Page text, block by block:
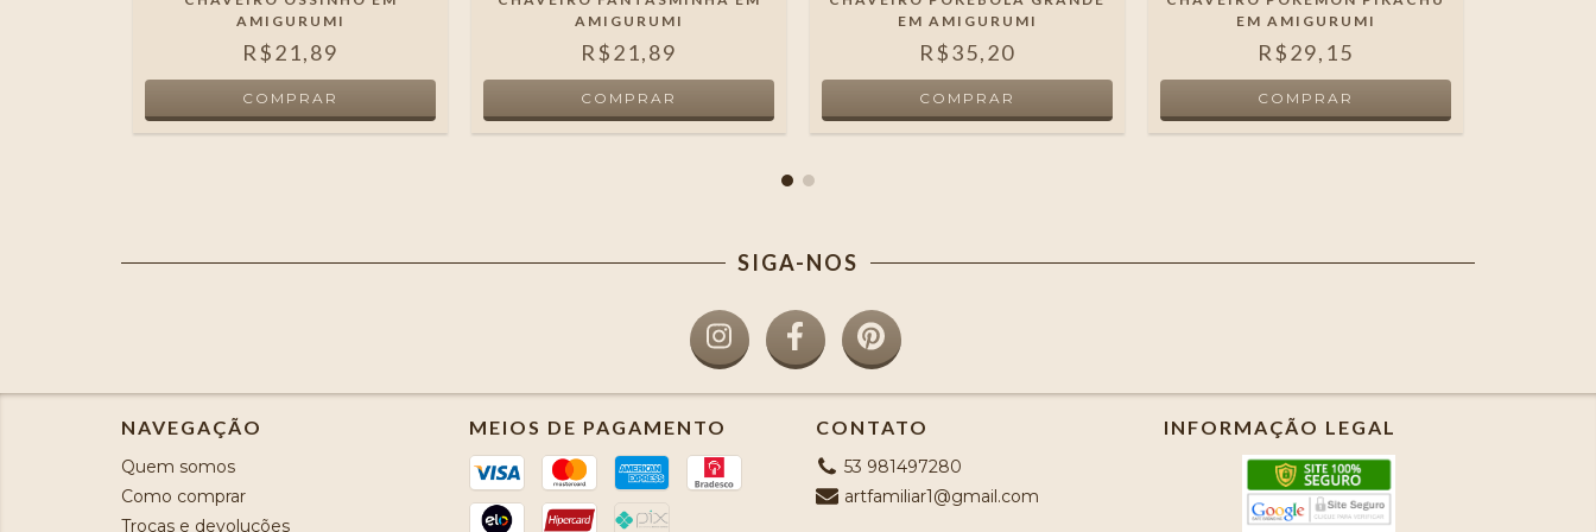
AMIGURUMI
R$21,89
AMIGURUMI
R$21,89
EM AMIGURUMI
R$35,20
EM AMIGURUMI
R$29,15
SIGA-NOS
NAVEGAÇÃO
Quem somos
Como comprar
Trocas e devoluções
MEIOS DE PAGAMENTO CONTATO
53 981497280
artfamiliar1@gmail.com
INFORMAÇÃO LEGAL